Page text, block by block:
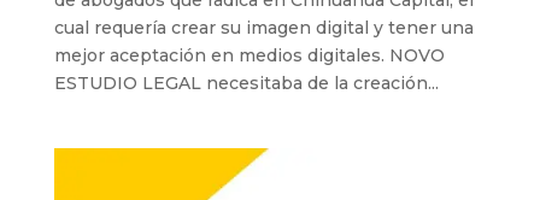
cual requería crear su imagen digital y tener una
mejor aceptación en medios digitales. NOVO
ESTUDIO LEGAL necesitaba de la creación...